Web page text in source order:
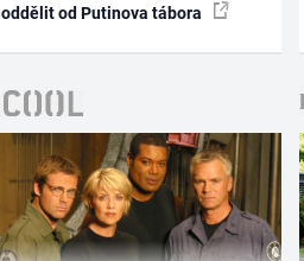
oddělit od Putinova tábora